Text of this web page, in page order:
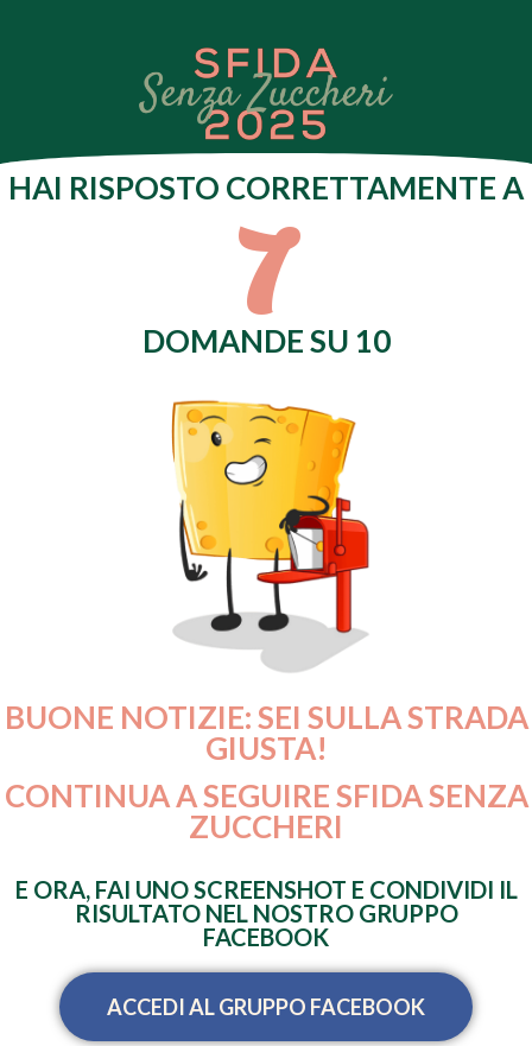
HAI RISPOSTO CORRETTAMENTE A
7
DOMANDE SU 10
BUONE NOTIZIE: SEI SULLA STRADA
GIUSTA!
CONTINUA A SEGUIRE SFIDA SENZA
ZUCCHERI
E ORA, FAI UNO SCREENSHOT E CONDIVIDI IL
RISULTATO NEL NOSTRO GRUPPO
FACEBOOK
ACCEDI AL GRUPPO FACEBOOK